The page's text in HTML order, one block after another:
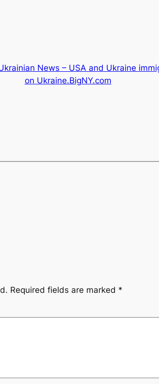
News – USA and Ukraine
on Ukraine.BigNY.com
Required fields are marked *